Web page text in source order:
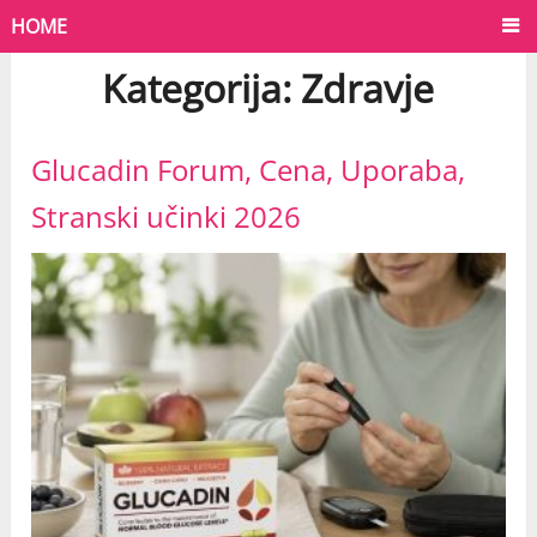
HOME
Kategorija: Zdravje
Glucadin Forum, Cena, Uporaba,
Stranski učinki 2026